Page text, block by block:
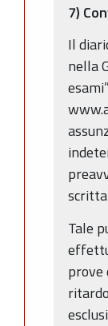
7)
Il
nella
Tale
prove